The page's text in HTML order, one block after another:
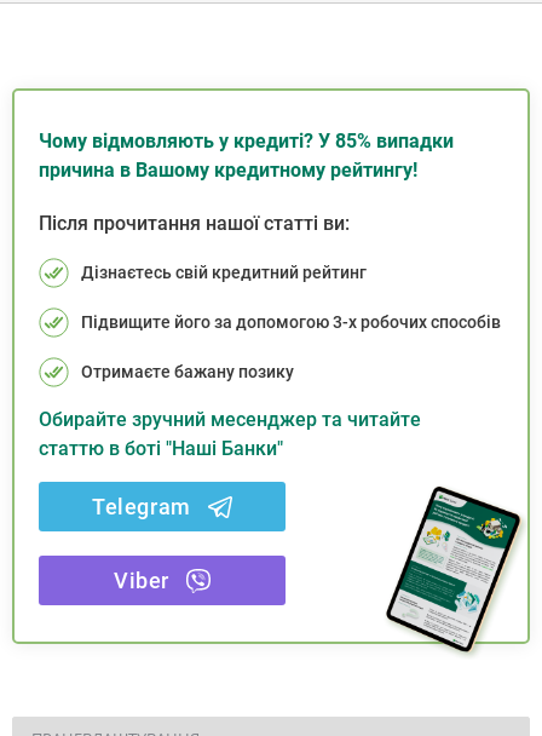
Чому відмовляють у кредиті? У 85% випадки
причина в Вашому кредитному рейтингу!
Після прочитання нашої статті ви:
Дізнаєтесь свій кредитний рейтинг
Підвищите його за допомогою 3-х робочих способів
Отримаєте бажану позику
Обирайте зручний месенджер та читайте
статтю в боті "Наші Банки"
Telegram
Viber